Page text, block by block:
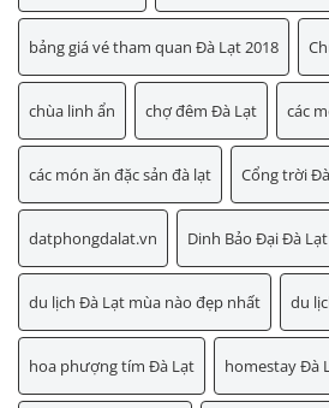
bảng giá vé tham quan Đà Lạt 2018
chùa linh ẩn chợ đêm Đà Lạt các
các món ăn đặc sản đà lạt Cổng trời
datphongdalat.vn Dinh Bảo Đại Đà Lạt
du lịch Đà Lạt mùa nào đẹp nhất du
hoa phượng tím Đà Lạt homestay Đà